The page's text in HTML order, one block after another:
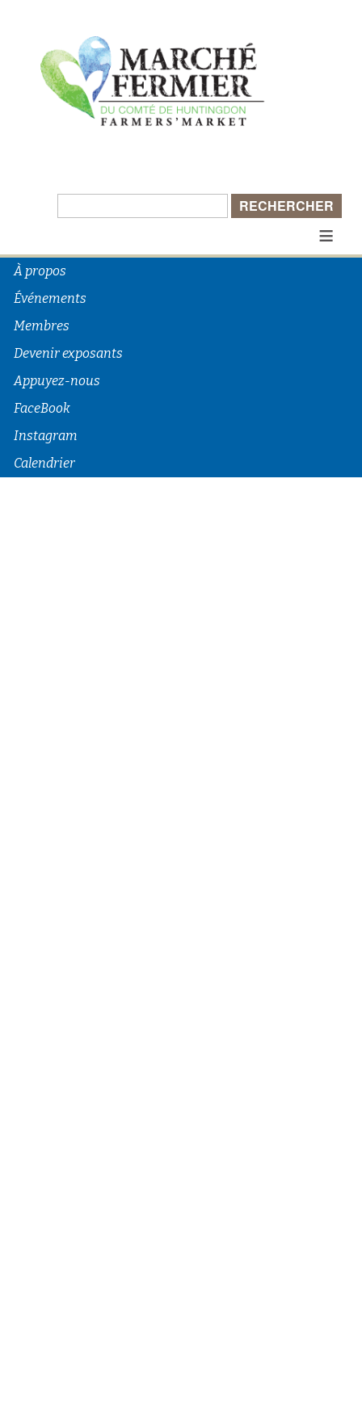
Rechercher :
≡
À propos
Événements
Membres
Devenir exposants
Appuyez-nous
FaceBook
Instagram
Calendrier